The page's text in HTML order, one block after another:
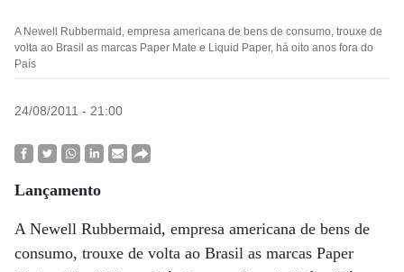
A Newell Rubbermaid, empresa americana de bens de consumo, trouxe de
volta ao Brasil as marcas Paper Mate e Liquid Paper, há oito anos fora do
País
24/08/2011 - 21:00
Lançamento
A Newell Rubbermaid, empresa americana de bens de
consumo, trouxe de volta ao Brasil as marcas Paper